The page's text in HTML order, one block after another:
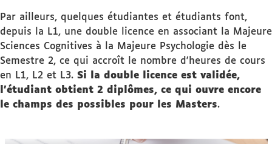
Par ailleurs, quelques étudiantes et étudiants font,
depuis la L1, une double licence en associant la Majeure
Sciences Cognitives à la Majeure Psychologie dès le
Semestre 2, ce qui accroît le nombre d'heures de cours
en L1, L2 et L3. Si la double licence est validée,
l'étudiant obtient 2 diplômes, ce qui ouvre encore
le champs des possibles pour les Masters.